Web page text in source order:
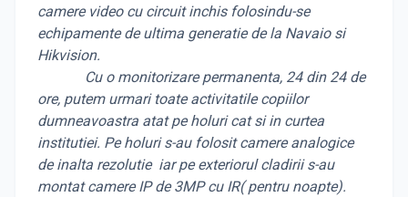
camere video cu circuit inchis folosindu-se
echipamente de ultima generatie de la Navaio si
Hikvision.
Cu o monitorizare permanenta, 24 din 24 de
ore, putem urmari toate activitatile copiilor
dumneavoastra atat pe holuri cat si in curtea
institutiei. Pe holuri s-au folosit camere analogice
de inalta rezolutie iar pe exteriorul cladirii s-au
montat camere IP de 3MP cu IR( pentru noapte).